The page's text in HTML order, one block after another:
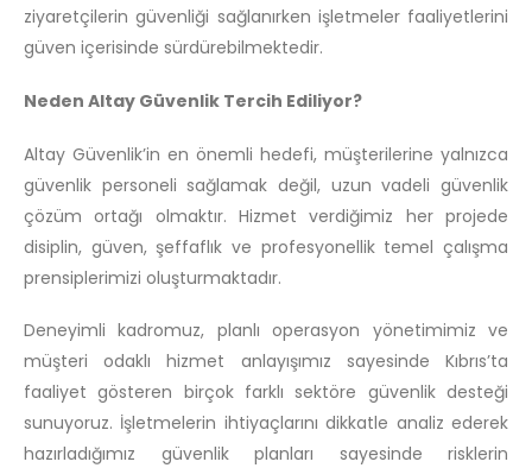
ziyaretçilerin güvenliği sağlanırken işletmeler faaliyetlerini
güven içerisinde sürdürebilmektedir.
Neden Altay Güvenlik Tercih Ediliyor?
Altay Güvenlik’in en önemli hedefi, müşterilerine yalnızca
güvenlik personeli sağlamak değil, uzun vadeli güvenlik
çözüm ortağı olmaktır. Hizmet verdiğimiz her projede
disiplin, güven, şeffaflık ve profesyonellik temel çalışma
prensiplerimizi oluşturmaktadır.
Deneyimli kadromuz, planlı operasyon yönetimimiz ve
müşteri odaklı hizmet anlayışımız sayesinde Kıbrıs’ta
faaliyet gösteren birçok farklı sektöre güvenlik desteği
sunuyoruz. İşletmelerin ihtiyaçlarını dikkatle analiz ederek
hazırladığımız güvenlik planları sayesinde risklerin